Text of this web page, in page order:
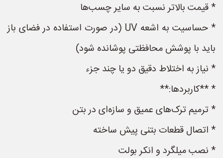
* قیمت بالاتر نسبت به سایر چسب‌ها
* حساسیت به اشعه UV (در صورت استفاده در فضای باز
باید با پوشش محافظتی پوشانده شود)
* نیاز به اختلاط دقیق دو یا چند جزء
* **کاربردها:**
* ترمیم ترک‌های عمیق و سازه‌ای در بتن
* اتصال قطعات بتنی پیش ساخته
* نصب میلگرد و انکر بولت